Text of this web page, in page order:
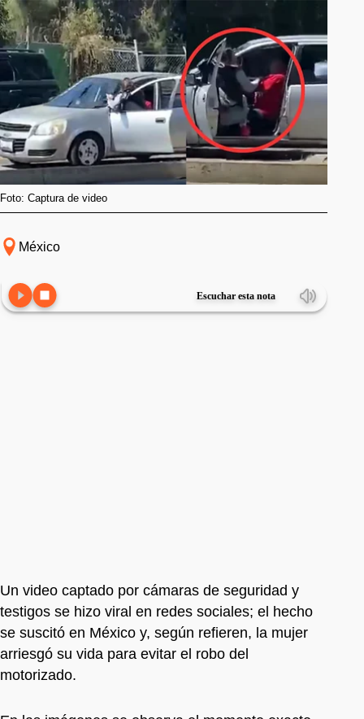
Foto: Captura de video
México
Escuchar esta nota
Un video captado por cámaras de seguridad y
testigos se hizo viral en redes sociales; el hecho
se suscitó en México y, según refieren, la mujer
arriesgó su vida para evitar el robo del
motorizado.